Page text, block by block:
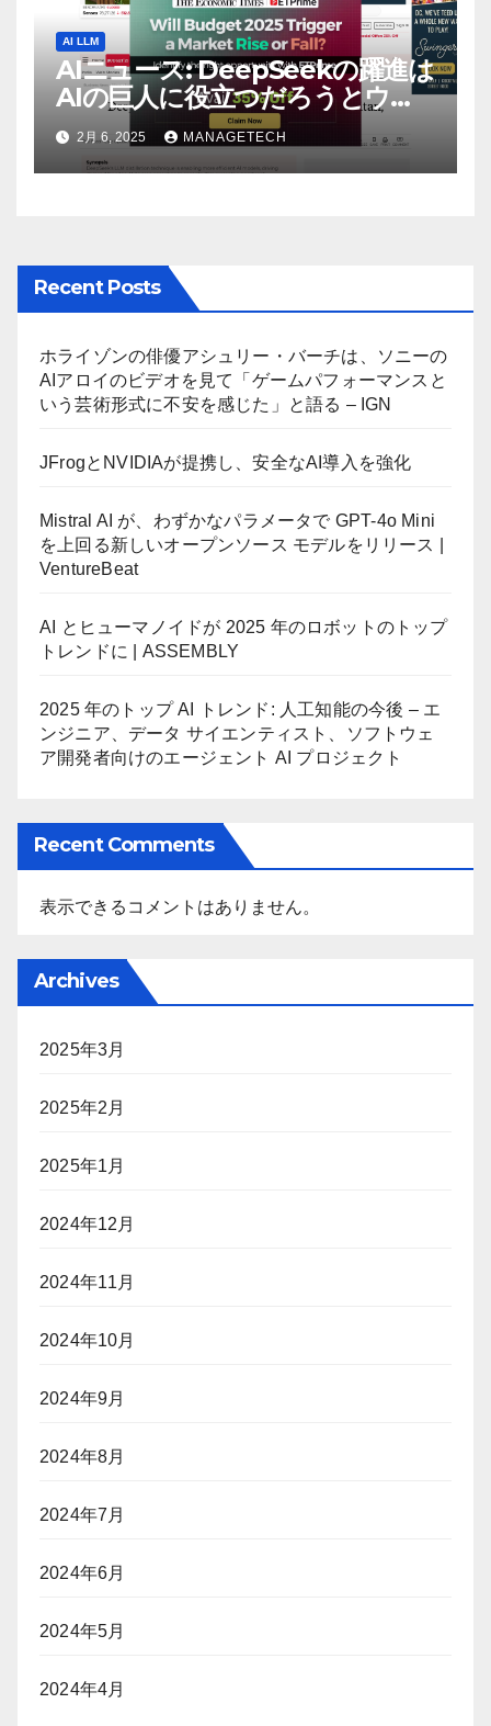
AI LLM
AIニュース: DeepSeekの躍進は
AIの巨人に役立つだろうとウォ
ール街のアナリストが語る –
The Economic Times
2月 6, 2025 MANAGETECH
Recent Posts
ホライゾンの俳優アシュリー・バーチは、ソニーの
AIアロイのビデオを見て「ゲームパフォーマンスと
いう芸術形式に不安を感じた」と語る – IGN
JFrogとNVIDIAが提携し、安全なAI導入を強化
Mistral AI が、わずかなパラメータで GPT-4o Mini
を上回る新しいオープンソース モデルをリリース |
VentureBeat
AI とヒューマノイドが 2025 年のロボットのトップ
トレンドに | ASSEMBLY
2025 年のトップ AI トレンド: 人工知能の今後 – エ
ンジニア、データ サイエンティスト、ソフトウェ
ア開発者向けのエージェント AI プロジェクト
Recent Comments
表示できるコメントはありません。
Archives
2025年3月
2025年2月
2025年1月
2024年12月
2024年11月
2024年10月
2024年9月
2024年8月
2024年7月
2024年6月
2024年5月
2024年4月